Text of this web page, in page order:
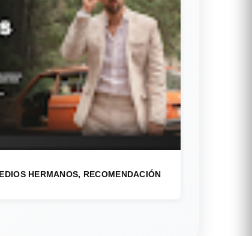
HERMANOS, RECOMENDACIÓN